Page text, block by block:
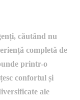
căutând nu
completă de
printr-o
confortul și
ale